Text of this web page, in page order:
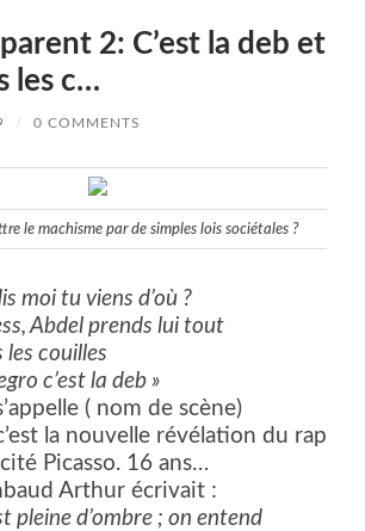
2: C’est la deb et
les c…
/ 0 COMMENTS
le machisme par de simples lois sociétales ?
moi tu viens d’où ?
Abdel prends lui tout
les couilles
c’est la deb »
( nom de scène)
la nouvelle révélation du rap
Picasso. 16 ans…
Arthur écrivait :
pleine d’ombre ; on entend